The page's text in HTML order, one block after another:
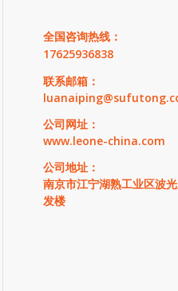
全国咨询热线：
17625936838
联系邮箱：
公司网址：
www.leone-china.com
公司地址：
南京市江宁湖熟工业区波
发楼